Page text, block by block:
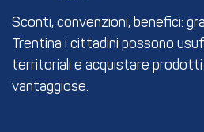
Sconti, convenzioni, benefici:
Trentina i cittadini possono
territoriali e acquistare prodotti
vantaggiose.